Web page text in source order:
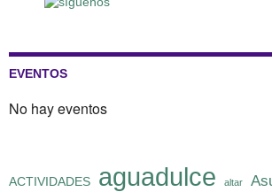
EVENTOS
No hay eventos
ACTIVIDADES aguadulce altar